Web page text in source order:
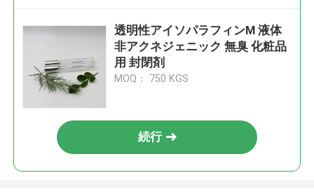
透明性アイソパラフィンM 液体
非アクネジェニック 無臭 化粧品
用 封閉剤
MOQ： 750 KGS
続行